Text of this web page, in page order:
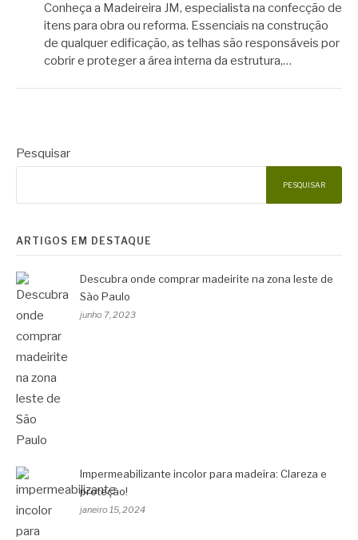
Conheça a Madeireira JM, especialista na confecção de
itens para obra ou reforma. Essenciais na construção
de qualquer edificação, as telhas são responsáveis por
cobrir e proteger a área interna da estrutura,…
Pesquisar
PESQUISAR
ARTIGOS EM DESTAQUE
Descubra onde comprar madeirite na zona leste de
São Paulo
junho 7, 2023
Impermeabilizante incolor para madeira: Clareza e
proteção!
janeiro 15, 2024